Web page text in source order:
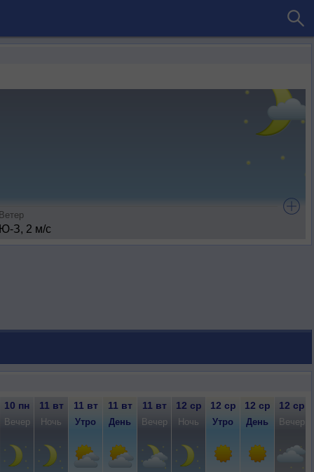
Ветер
Ю-З, 2 м/с
10 пн 11 вт 11 вт 11 вт 11 вт 12 ср 12 ср 12 ср 12 ср
Вечер Ночь Утро День Вечер Ночь Утро День Вечер